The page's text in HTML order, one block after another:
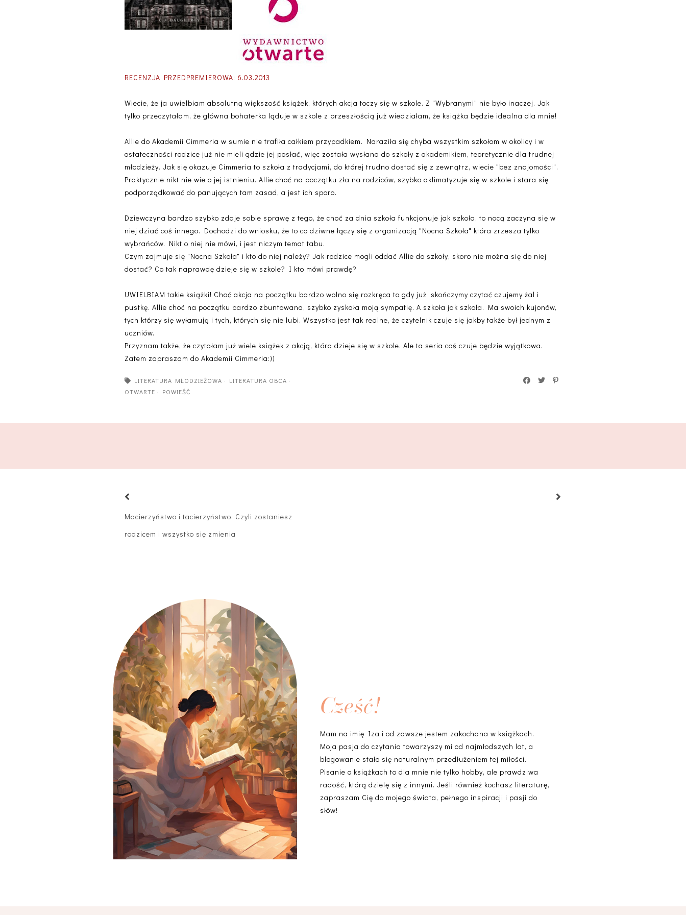
RECENZJA PRZEDPREMIEROWA: 6.03.2013
Wiecie, że ja uwielbiam absolutną większość książek, których akcja toczy się w szkole. Z "Wybranymi" nie było inaczej. Jak
tylko przeczytałam, że główna bohaterka ląduje w szkole z przeszłością już wiedziałam, że książka będzie idealna dla mnie!
Allie do Akademii Cimmeria w sumie nie trafiła całkiem przypadkiem. Naraziła się chyba wszystkim szkołom w okolicy i w
ostateczności rodzice już nie mieli gdzie jej posłać, więc została wysłana do szkoły z akademikiem, teoretycznie dla trudnej
młodzieży. Jak się okazuje Cimmeria to szkoła z tradycjami, do której trudno dostać się z zewnątrz, wiecie "bez znajomości".
Praktycznie nikt nie wie o jej istnieniu. Allie choć na początku zła na rodziców, szybko aklimatyzuje się w szkole i stara się
podporządkować do panujących tam zasad, a jest ich sporo.
Dziewczyna bardzo szybko zdaje sobie sprawę z tego, że choć za dnia szkoła funkcjonuje jak szkoła, to nocą zaczyna się w
niej dziać coś innego. Dochodzi do wniosku, że to co dziwne łączy się z organizacją "Nocna Szkoła" która zrzesza tylko
wybrańców. Nikt o niej nie mówi, i jest niczym temat tabu.
Czym zajmuje się "Nocna Szkoła" i kto do niej należy? Jak rodzice mogli oddać Allie do szkoły, skoro nie można się do niej
dostać? Co tak naprawdę dzieje się w szkole? I kto mówi prawdę?
UWIELBIAM takie książki! Choć akcja na początku bardzo wolno się rozkręca to gdy już skończymy czytać czujemy żal i
pustkę. Allie choć na początku bardzo zbuntowana, szybko zyskała moją sympatię. A szkoła jak szkoła. Ma swoich kujonów,
tych którzy się wyłamują i tych, których się nie lubi. Wszystko jest tak realne, że czytelnik czuje się jakby także był jednym z
uczniów.
Przyznam także, że czytałam już wiele książek z akcją, która dzieje się w szkole. Ale ta seria coś czuje będzie wyjątkowa.
Zatem zapraszam do Akademii Cimmeria:))
LITERATURA MŁODZIEŻOWA · LITERATURA OBCA ·
OTWARTE · POWIEŚĆ
Macierzyństwo i tacierzyństwo. Czyli zostaniesz
rodzicem i wszystko się zmienia
Cześć!
Mam na imię Iza i od zawsze jestem zakochana w książkach.
Moja pasja do czytania towarzyszy mi od najmłodszych lat, a
blogowanie stało się naturalnym przedłużeniem tej miłości.
Pisanie o książkach to dla mnie nie tylko hobby, ale prawdziwa
radość, którą dzielę się z innymi. Jeśli również kochasz literaturę,
zapraszam Cię do mojego świata, pełnego inspiracji i pasji do
słów!